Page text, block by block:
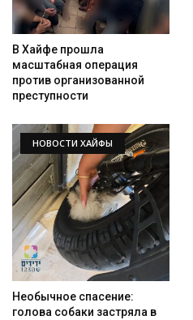
В Хайфе прошла
масштабная операция
против организованной
преступности
НОВОСТИ ХАЙФЫ
Необычное спасение:
голова собаки застряла в